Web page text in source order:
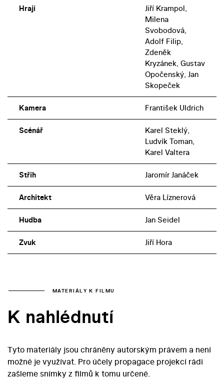
Hrají
Jiří Krampol,
Milena
Svobodová,
Adolf Filip,
Zdeněk
Kryzánek, Gustav
Opočenský, Jan
Skopeček
Kamera František Uldrich
Scénář
Karel Steklý,
Ludvík Toman,
Karel Valtera
Střih Jaromír Janáček
Architekt Věra Líznerová
Hudba Jan Seidel
Zvuk Jiří Hora
MATERIÁLY K FILMU
K nahlédnutí
Tyto materiály jsou chráněny autorským právem a není
možné je využívat. Pro účely propagace projekcí rádi
zašleme snímky z filmů k tomu určené.